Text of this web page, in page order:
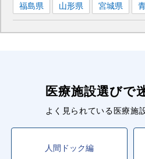
福島県 山形県 宮城県
医療施設選びで
よく見られている医療施
人間ドック編